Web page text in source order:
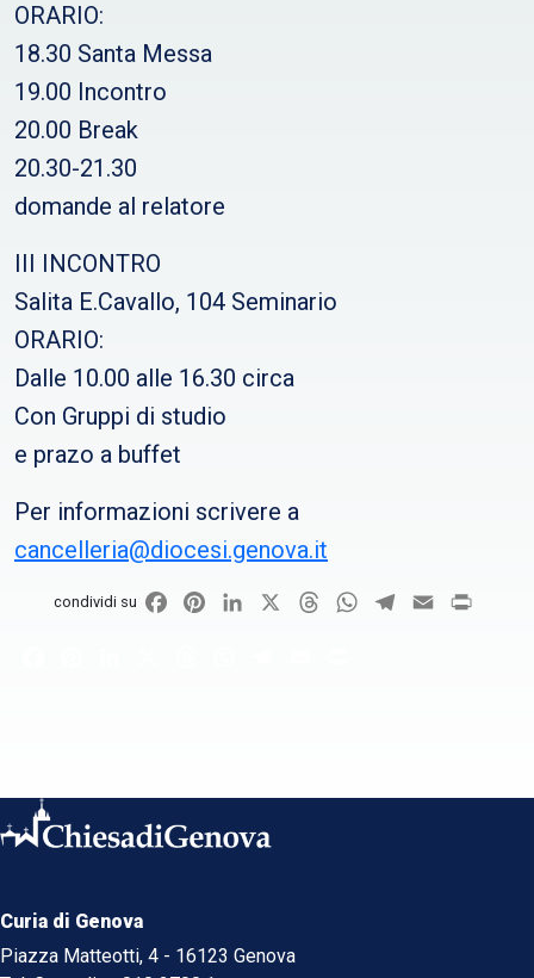
ORARIO:
18.30 Santa Messa
19.00 Incontro
20.00 Break
20.30-21.30
domande al relatore
III INCONTRO
Salita E.Cavallo, 104 Seminario
ORARIO:
Dalle 10.00 alle 16.30 circa
Con Gruppi di studio
e prazo a buffet
Per informazioni scrivere a
cancelleria@diocesi.genova.it
condividi su FacebookPinterestLinkedIn ThreadsWhatsApp
Telegram
Email
Curia di Genova
Piazza Matteotti, 4 - 16123 Genova